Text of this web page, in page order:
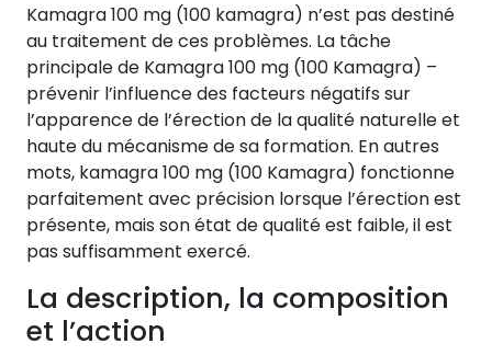
Kamagra 100 mg (100 kamagra) n’est pas destiné
au traitement de ces problèmes. La tâche
principale de Kamagra 100 mg (100 Kamagra) –
prévenir l’influence des facteurs négatifs sur
l’apparence de l’érection de la qualité naturelle et
haute du mécanisme de sa formation. En autres
mots, kamagra 100 mg (100 Kamagra) fonctionne
parfaitement avec précision lorsque l’érection est
présente, mais son état de qualité est faible, il est
pas suffisamment exercé.
La description, la composition
et l’action